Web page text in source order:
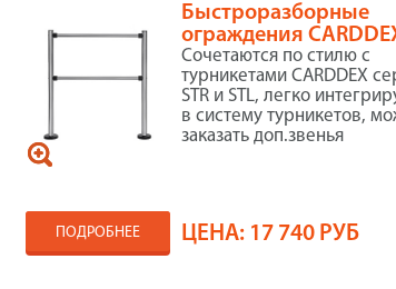
Быстроразборные
ограждения
Сочетаются по стилю с
турникетами CARDDEX
STR и STL, легко
в систему турникетов,
заказать доп.звенья
ПОДРОБНЕЕ ЦЕНА: 17 740 РУБ